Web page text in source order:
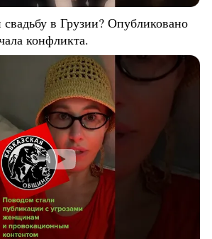
в Грузии? Опубликовано
конфликта.